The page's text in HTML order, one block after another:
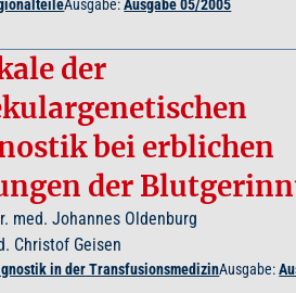
Ausgabe:Ausgabe 05/2005
der
bei erblichen
der
med. Johannes Oldenburg
Christof Geisen
in der TransfusionsmedizinAusgabe: